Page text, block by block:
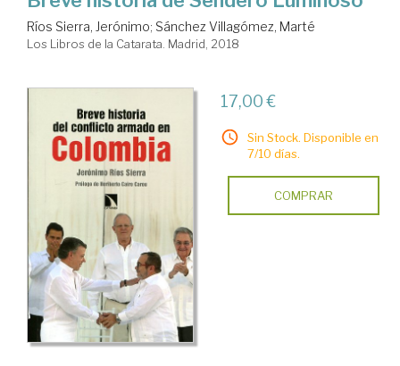
Ríos Sierra, Jerónimo; Sánchez Villagómez, Marté
Los Libros de la Catarata. Madrid, 2018
17,00 €
Sin Stock. Disponible en
7/10 días.
COMPRAR